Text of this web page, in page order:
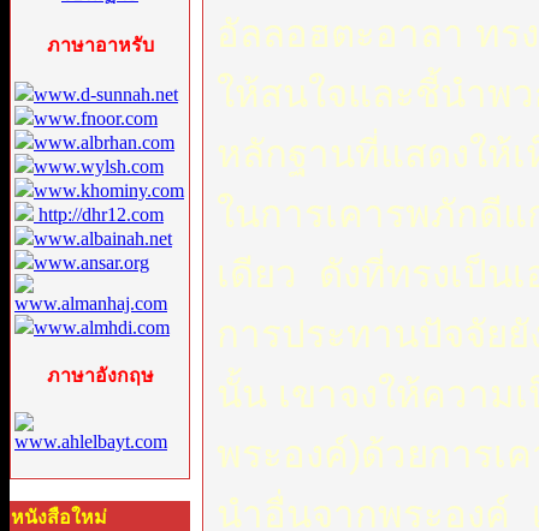
ภาษาอาหรับ
www.d-sunnah.net
www.fnoor.com
www.albrhan.com
www.wylsh.com
www.khominy.com
http://dhr12.com
www.albainah.net
www.ansar.org
www.almanhaj.com
www.almhdi.com
ภาษาอังกฤษ
www.ahlelbayt.com
หนังสือใหม่
อัลลอฮตะอาลา ทร
ให้สนใจและชี้นำพ
หลักฐานที่แสดงให้
ในการเคารพภักดี
เดียว ดังที่ทรงเป็น
การประทานปัจจัย
นั้น เขาจงให้ความ
พระองค์)ด้วยการเ
นำอื่นจากพระองค์